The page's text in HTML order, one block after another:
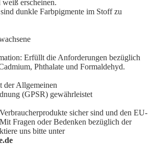
erscheinen.
dunkle Farbpigmente im Stoff zu
Erfüllt die Anforderungen bezüglich
Phthalate und Formaldehyd.
der Allgemeinen
(GPSR) gewährleistet
sicher sind und den EU-
Fragen oder Bedenken bezüglich der
uns bitte unter